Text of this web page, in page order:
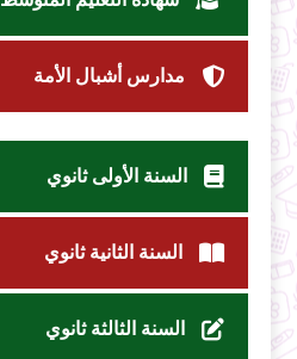
مدارس أشبال الأمة
السنة الأولى ثانوي
السنة الثانية ثانوي
السنة الثالثة ثانوي